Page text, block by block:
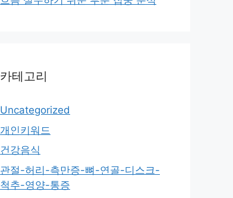
카테고리
Uncategorized
개인키워드
건강음식
관절-허리-측만증-뼈-연골-디스크-
척추-영양-통증